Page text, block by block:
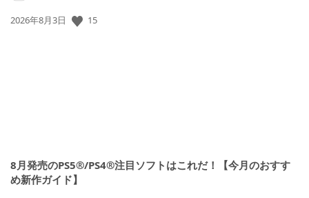
公
2026年8月3日 15
8月発売のPS5®/PS4®注目ソフトはこれだ！【今月のおすす
め新作ガイド】